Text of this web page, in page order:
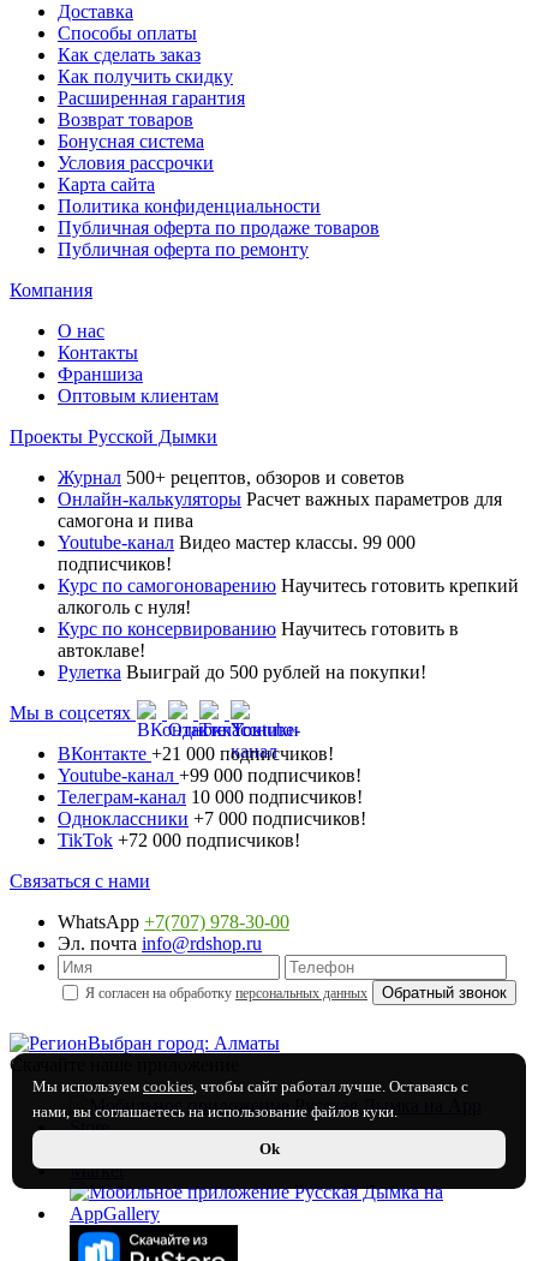
Мы используем cookies, чтобы сайт работал лучше. Оставаясь с
нами, вы соглашаетесь на использование файлов куки.
Ok
Доставка
Способы оплаты
Как сделать заказ
Как получить скидку
Расширенная гарантия
Возврат товаров
Бонусная система
Условия рассрочки
Карта сайта
Политика конфиденциальности
Публичная оферта по продаже товаров
Публичная оферта по ремонту
Компания
О нас
Контакты
Франшиза
Оптовым клиентам
Проекты Русской Дымки
Журнал 500+ рецептов, обзоров и советов
Онлайн-калькуляторы Расчет важных параметров для
самогона и пива
Youtube-канал Видео мастер классы. 99 000
подписчиков!
Курс по самогоноварению Научитесь готовить крепкий
алкоголь с нуля!
Курс по консервированию Научитесь готовить в
автоклаве!
Рулетка Выиграй до 500 рублей на покупки!
Мы в соцсетях
ВКонтакте +21 000 подписчиков!
Youtube-канал +99 000 подписчиков!
Телеграм-канал 10 000 подписчиков!
Одноклассники +7 000 подписчиков!
TikTok +72 000 подписчиков!
Связаться с нами
WhatsApp +7(707) 978-30-00
Эл. почта info@rdshop.ru
Я согласен на обработку персональных данных
Выбран город: Алматы
Скачайте наше приложение